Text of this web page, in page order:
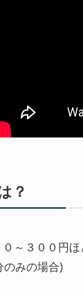
？
～３００円 ほ
みの場合)